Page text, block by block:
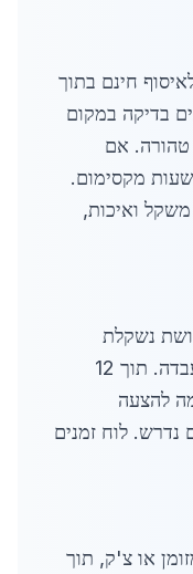
חינם בתוך
בדיקה במקום
טהורה. אם
הכמות גדולה, לוח זמנים של 48 שעות מקסימום.
ואיכות,
נשקלת
במשקלות מדויקות ומנותחת במעבדה. תוך 12
להצעה
אם נדרש. לוח זמנים
או צ'ק, תוך